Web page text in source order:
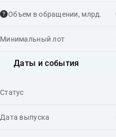
Объем в обращении, млрд.
Минимальный лот
Даты и события
Статус
Дата выпуска